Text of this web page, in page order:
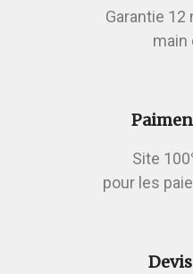
Garantie
main
Site
pour les